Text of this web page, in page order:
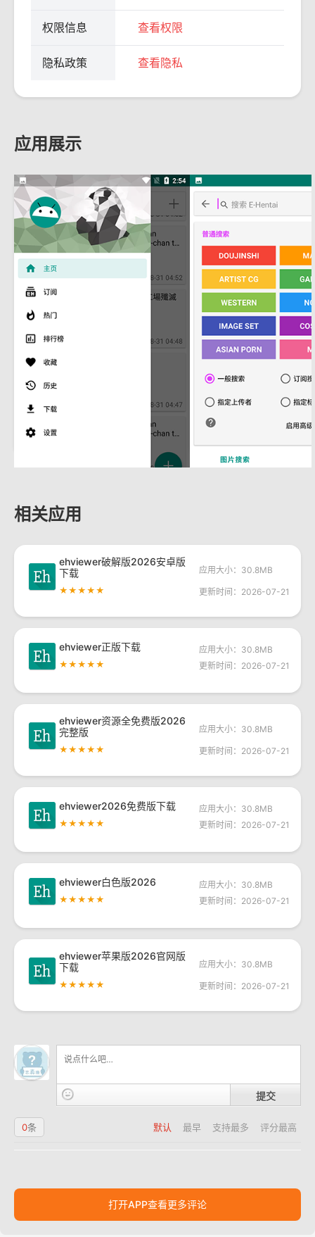
权限信息 查看权限
隐私政策 查看隐私
应用展示
相关应用
ehviewer破解版2026安卓版
下载
★★★★★
应用大小：30.8MB
更新时间：2026-07-21
ehviewer正版下载
★★★★★
应用大小：30.8MB
更新时间：2026-07-21
ehviewer资源全免费版2026
完整版
★★★★★
应用大小：30.8MB
更新时间：2026-07-21
ehviewer2026免费版下载
★★★★★
应用大小：30.8MB
更新时间：2026-07-21
ehviewer白色版2026
★★★★★
应用大小：30.8MB
更新时间：2026-07-21
ehviewer苹果版2026官网版
下载
★★★★★
应用大小：30.8MB
更新时间：2026-07-21
提交
默认 最早 支持最多 评分最高
0条
打开APP查看更多评论